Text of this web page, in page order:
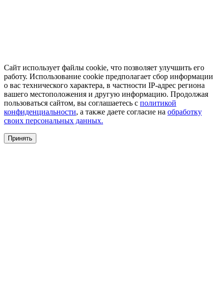
Сайт использует файлы cookie, что позволяет улучшить его
работу. Использование cookie предполагает сбор информации
о вас технического характера, в частности IP-адрес региона
вашего местоположения и другую информацию. Продолжая
пользоваться сайтом, вы соглашаетесь с политикой
конфиденциальности, а также даете согласие на обработку
своих персональных данных.
Принять